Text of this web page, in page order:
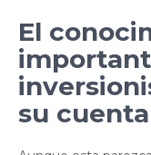
El
su cuenta